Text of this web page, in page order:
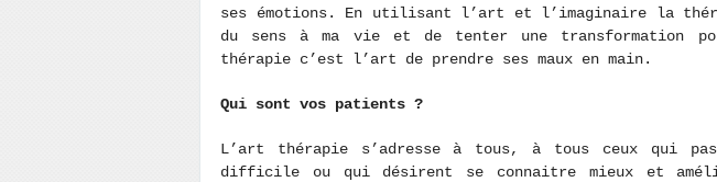
ses émotions. En utilisant l’art et l’imaginaire la
du sens à ma vie et de tenter une transformation
thérapie c’est l’art de prendre ses maux en main.
Qui sont vos patients ?
L’art thérapie s’adresse à tous, à tous ceux qui
difficile ou qui désirent se connaitre mieux et